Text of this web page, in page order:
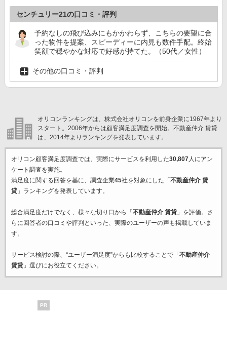
センチュリー21の口コミ・評判
予約なしの飛び込みにもかかわらず、こちらの要望に合
った物件を提案、スピーディーに内見も数件手配。終始
笑顔で穏やかな対応で好感が持てた。（50代／女性）
その他の口コミ・評判
オリコンランキングは、株式会社オリコンを前身企業に1967年より
スタート。2006年からは顧客満足度調査を開始。不動産仲介 賃貸
は、2014年よりランキングを発表しています。
オリコン顧客満足度調査では、実際にサービスを利用した30,807人にアン
ケート調査を実施。
満足度に関する回答を基に、調査企業45社を対象にした「 不動産仲介 賃
貸」ランキングを発表しています。
総合満足度だけでなく、様々な切り口から「 不動産仲介 賃貸」を評価。さ
らに回答者の口コミや評判といった、実際のユーザーの声も掲載していま
す。
サービス検討の際、“ユーザー満足度”からも比較することで「 不動産仲介
賃貸」選びにお役立てください。
PR